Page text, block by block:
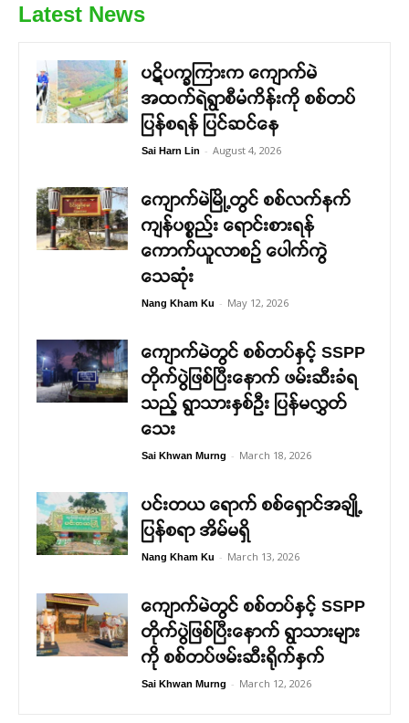
Latest News
ပဋိပက္ခကြားက ကျောက်မဲ
အထက်ရဲရွာစီမံကိန်းကို စစ်တပ်
ပြန်စရန် ပြင်ဆင်နေ
Sai Harn Lin - August 4, 2026
ကျောက်မဲမြို့တွင် စစ်လက်နက်
ကျန်ပစ္စည်း ရောင်းစားရန်
ကောက်ယူလာစဉ် ပေါက်ကွဲ
သေဆုံး
Nang Kham Ku - May 12, 2026
ကျောက်မဲတွင် စစ်တပ်နှင့် SSPP
တိုက်ပွဲဖြစ်ပြီးနောက် ဖမ်းဆီးခံရ
သည့် ရွာသားနှစ်ဦး ပြန်မလွှတ်
သေး
Sai Khwan Murng - March 18, 2026
ပင်းတယ ရောက် စစ်ရှောင်အချို့
ပြန်စရာ အိမ်မရှိ
Nang Kham Ku - March 13, 2026
ကျောက်မဲတွင် စစ်တပ်နှင့် SSPP
တိုက်ပွဲဖြစ်ပြီးနောက် ရွာသားများ
ကို စစ်တပ်ဖမ်းဆီးရိုက်နှက်
Sai Khwan Murng - March 12, 2026